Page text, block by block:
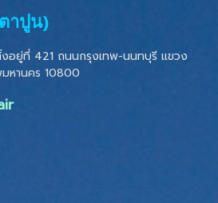
าปูน)
อยู่ที่ 421 ถนนกรุงเทพ-นนทบุรี แขวง
หานคร 10800